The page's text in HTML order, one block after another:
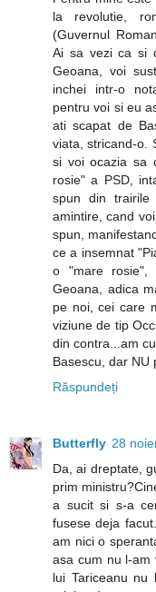
la revolutie,
(Guvernul
Ai sa vezi ca si
Geoana, voi
inchei intr-o
pentru voi si eu
ati scapat de
viata, stricand-o.
si voi ocazia sa
rosie" a PSD,
spun din trairile
amintire, cand
spun,
ce a insemnat
o "mare rosie",
Geoana, adica
pe noi, cei care
viziune de tip
din contra...am
Basescu, dar NU
Răspundeți
Butterfly 28
Da, ai dreptate,
prim
a sucit si s-a
fusese deja
am nici o
asa cum nu l-am
lui Tariceanu